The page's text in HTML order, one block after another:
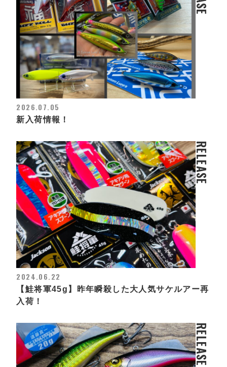
2026.07.05
新入荷情報！
RELEASE
2024.06.22
【鮭将軍45g】昨年瞬殺した大人気サケルアー再
入荷！
RELEASE